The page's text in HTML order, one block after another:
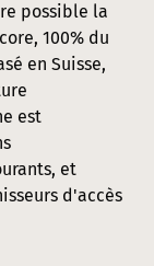
possible la
100% du
en Suisse,
est
et
d'accès